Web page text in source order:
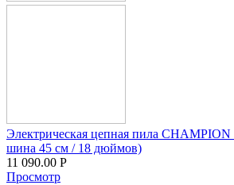
Электрическая цепная пила
шина 45 см / 18 дюймов)
11 090.00 Р
Просмотр